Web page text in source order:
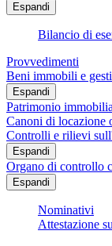
Espandi
Bilancio di
Provvedimenti
Beni immobili e
Espandi
Patrimonio
Canoni di locazione
Controlli e rilievi
Espandi
Organo di controllo
Espandi
Nominativi
Attestazione